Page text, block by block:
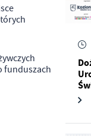
funduszach